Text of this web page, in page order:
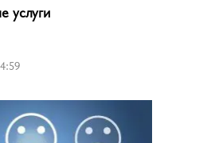
услуги